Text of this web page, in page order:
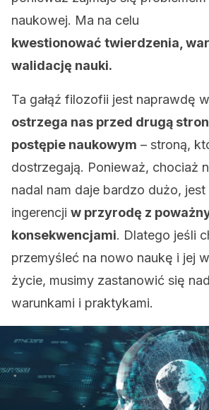
naukowej. Ma na celu
kwestionować twierdzenia,
walidację nauki.
Ta gałąź filozofii jest naprawdę
ostrzega nas przed drugą
postępie naukowym – stroną,
dostrzegają. Ponieważ, chociaż
nadal nam daje bardzo dużo,
ingerencji w przyrodę z
konsekwencjami. Dlatego jeśli
przemyśleć na nowo naukę i jej
życie, musimy zastanowić się
warunkami i praktykami.